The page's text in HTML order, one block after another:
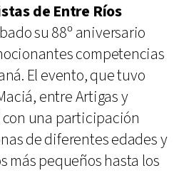
de Entre Ríos
su 88º aniversario
competencias
El evento, que tuvo
entre Artigas y
una participación
de diferentes edades y
más pequeños hasta los